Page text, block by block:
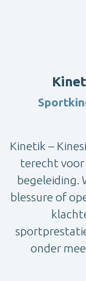
Kinetik –
terecht voor
begeleiding.
blessure of
onder